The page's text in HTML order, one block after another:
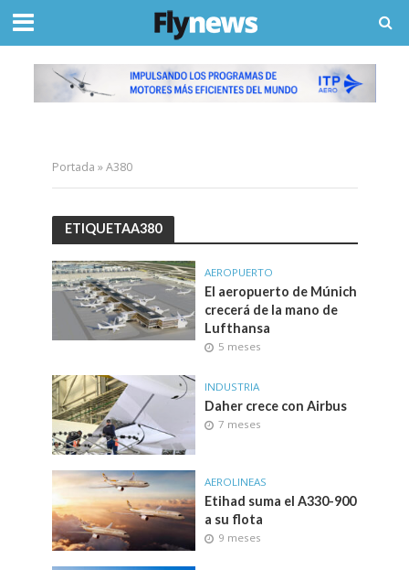
Portada »A380
ETIQUETAA380
AEROPUERTO
El aeropuerto de Múnich
crecerá de la mano de
Lufthansa
5 meses
INDUSTRIA
Daher crece con Airbus
7 meses
AEROLINEAS
Etihad suma el A330-900
a su flota
9 meses